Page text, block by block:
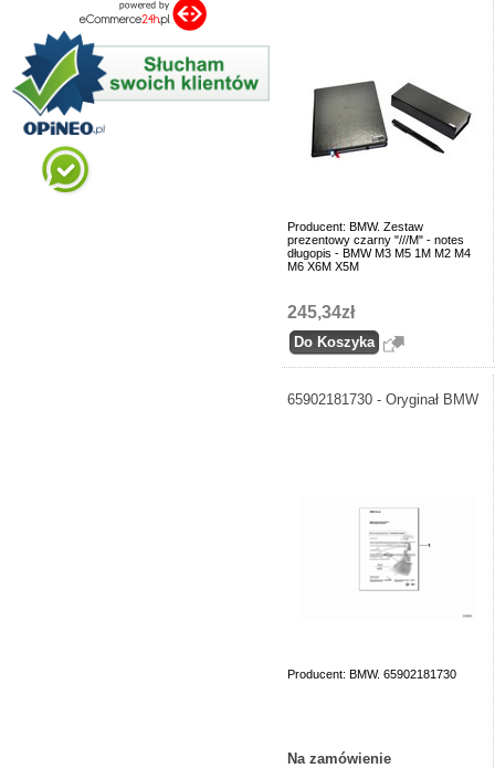
Producent: BMW. Zestaw
prezentowy czarny "///M" - notes
długopis - BMW M3 M5 1M M2 M4
M6 X6M X5M
245,34zł
65902181730 - Oryginał BMW
Producent: BMW. 65902181730
Na zamówienie